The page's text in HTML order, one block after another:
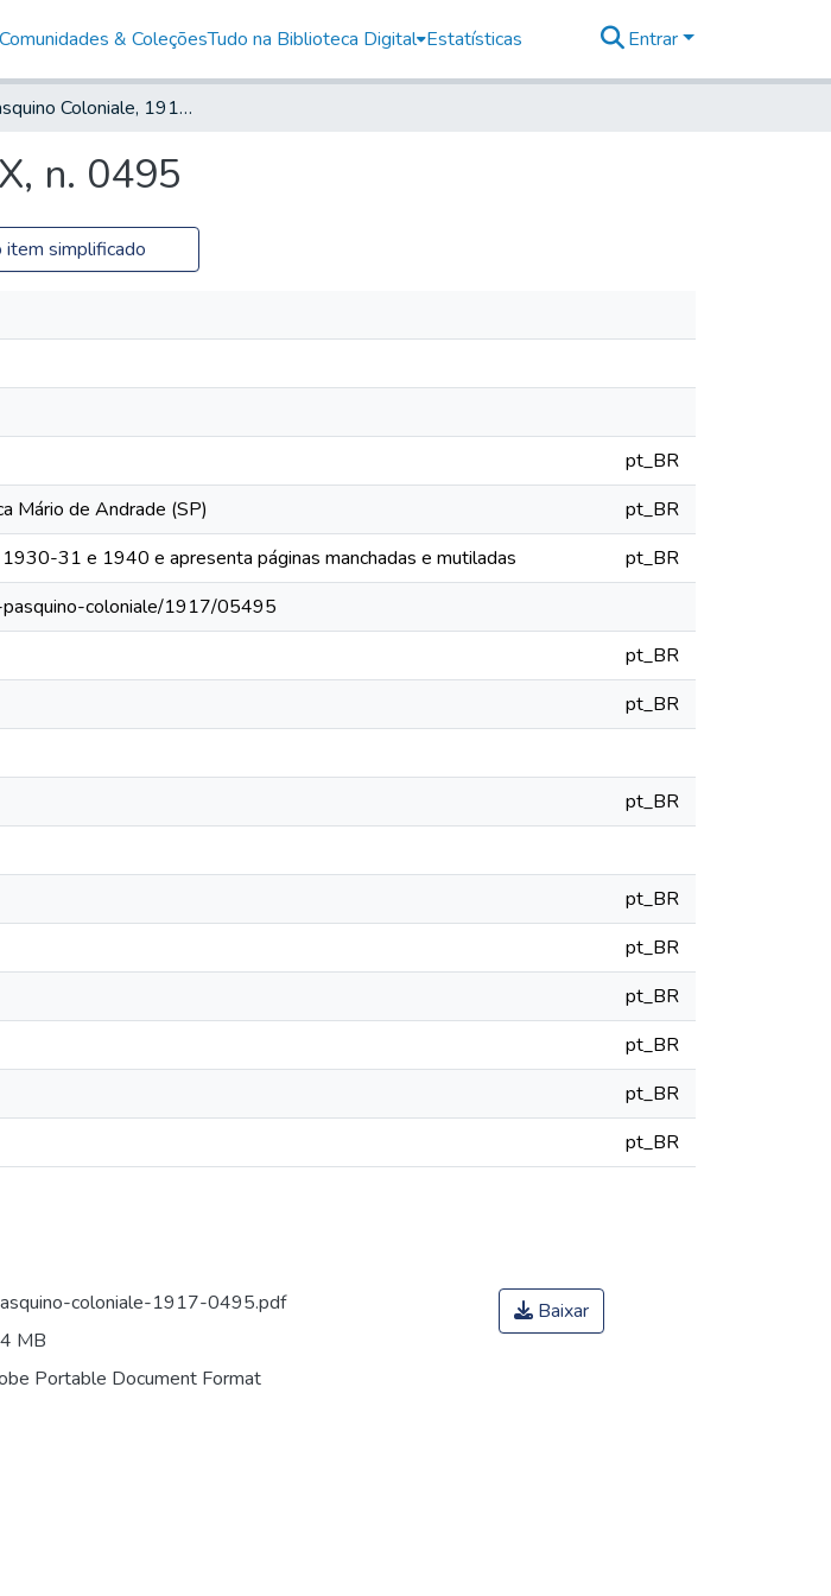
Comunidades & ColeçõesTudo na Biblioteca Digital Estatísticas Entrar
Il Pasquino Coloniale, 1917, Anno X, n. 0495
n. 0495
item simplificado
pt_BR
Mário de Andrade (SP)
pt_BR
31 e 1940 e apresenta páginas manchadas e mutiladas
pt_BR
coloniale/1917/05495
pt_BR
pt_BR
pt_BR
pt_BR
pt_BR
pt_BR
pt_BR
pt_BR
pt_BR
coloniale-1917-0495.pdf
MB
Portable Document Format
Baixar